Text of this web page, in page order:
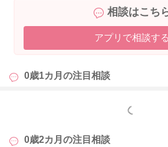
相談はこち
アプリで相談する
0歳1カ月の注目相談
もっと見る
0歳2カ月の注目相談